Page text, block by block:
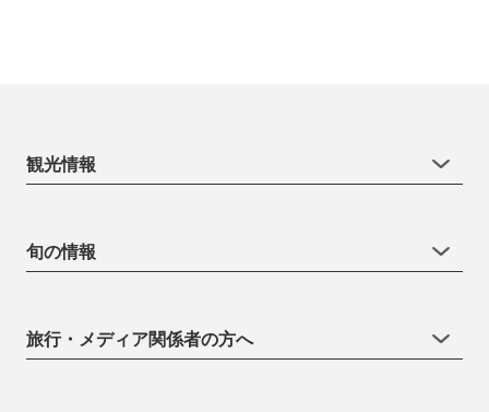
観光情報
旬の情報
旅行・メディア関係者の方へ